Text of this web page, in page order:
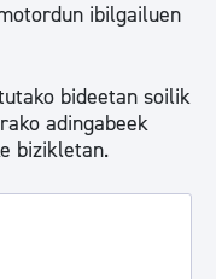
ibilgailuen
bideetan soilik
adingabeek
bizikletan.